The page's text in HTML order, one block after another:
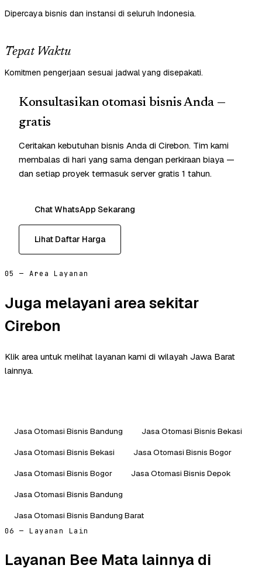
Dipercaya bisnis dan instansi di seluruh Indonesia.
Tepat Waktu
Komitmen pengerjaan sesuai jadwal yang disepakati.
Konsultasikan otomasi bisnis Anda —
gratis
Ceritakan kebutuhan bisnis Anda di Cirebon. Tim kami
membalas di hari yang sama dengan perkiraan biaya —
dan setiap proyek termasuk server gratis 1 tahun.
Chat WhatsApp Sekarang
Lihat Daftar Harga
05 — Area Layanan
Juga melayani area sekitar
Cirebon
Klik area untuk melihat layanan kami di wilayah Jawa Barat
lainnya.
Jasa Otomasi Bisnis Bandung
Jasa Otomasi Bisnis Bekasi
Jasa Otomasi Bisnis Bekasi
Jasa Otomasi Bisnis Bogor
Jasa Otomasi Bisnis Bogor
Jasa Otomasi Bisnis Depok
Jasa Otomasi Bisnis Bandung
Jasa Otomasi Bisnis Bandung Barat
06 — Layanan Lain
Layanan Bee Mata lainnya di